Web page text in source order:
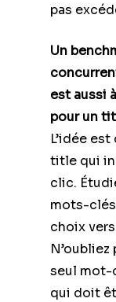
pas
Un
est aussi
pour un
L’idée
title qui
clic.
mots-
choix
seul mot-
qui doit